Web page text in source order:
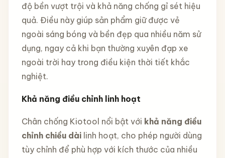
độ bền vượt trội và khả năng chống gỉ sét hiệu
quả. Điều này giúp sản phẩm giữ được vẻ
ngoài sáng bóng và bền đẹp qua nhiều năm sử
dụng, ngay cả khi bạn thường xuyên đạp xe
ngoài trời hay trong điều kiện thời tiết khắc
nghiệt.
Khả năng điều chỉnh linh hoạt
Chân chống Kiotool nổi bật với khả năng điều
chỉnh chiều dàilinh hoạt, cho phép người dùng
tùy chỉnh để phù hợp với kích thước của nhiều